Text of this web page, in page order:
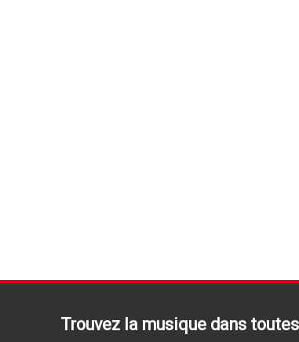
Trouvez la musique dans